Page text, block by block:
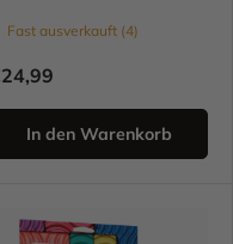
Fast ausverkauft (4)
In den Warenkorb